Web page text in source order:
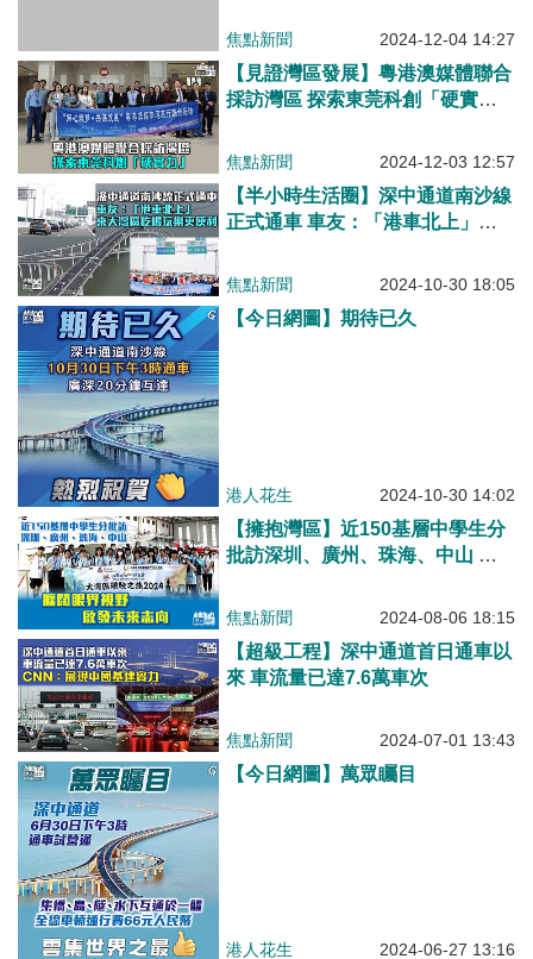
焦點新聞 2024-12-04 14:27
【見證灣區發展】粵港澳媒體聯合
採訪灣區 探索東莞科創「硬實
焦點新聞 2024-12-03 12:57
【半小時生活圈】深中通道南沙線
正式通車 車友：「港車北上」來
焦點新聞 2024-10-30 18:05
【今日網圖】期待已久
港人花生 2024-10-30 14:02
【擁抱灣區】近150基層中學生分
批訪深圳、廣州、珠海、中山 擴
焦點新聞 2024-08-06 18:15
【超級工程】深中通道首日通車以
來 車流量已達7.6萬車次
焦點新聞 2024-07-01 13:43
【今日網圖】萬眾矚目
港人花生 2024-06-27 13:16